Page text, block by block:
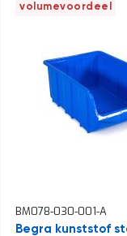
volumevoordeel
BM078-030-001-A
Begra kunststof
winkelwagen